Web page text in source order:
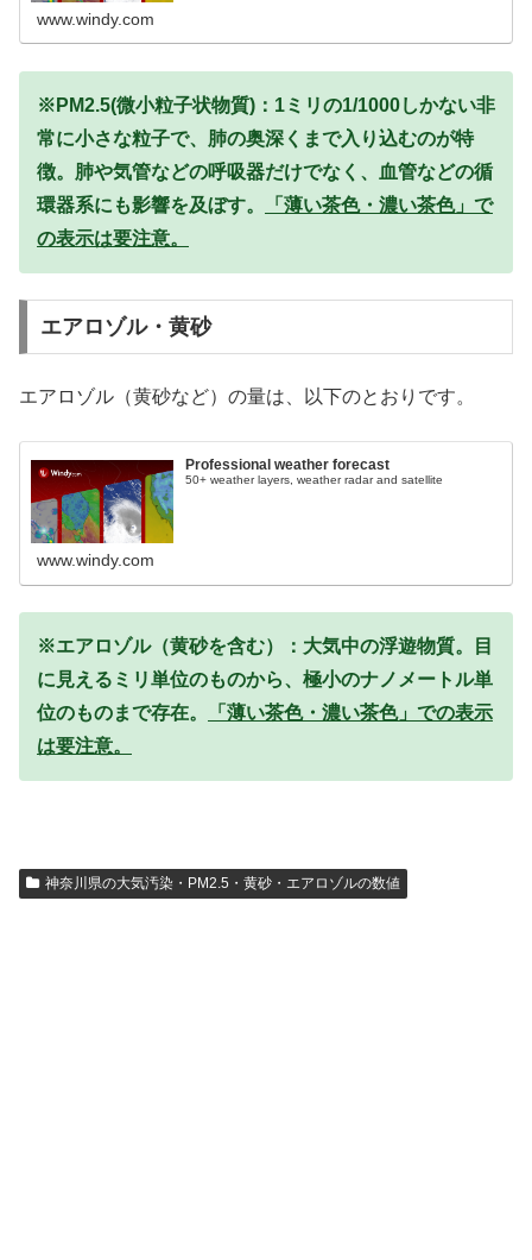
www.windy.com
※PM2.5(微小粒子状物質)：1ミリの1/1000しかない非
常に小さな粒子で、肺の奥深くまで入り込むのが特
徴。肺や気管などの呼吸器だけでなく、血管などの循
環器系にも影響を及ぼす。
「薄い茶色・濃い茶色」で
の表示は要注意。
エアロゾル・黄砂
エアロゾル（黄砂など）の量は、以下のとおりです。
Professional weather forecast
50+ weather layers, weather radar and satellite
www.windy.com
※エアロゾル（黄砂を含む）：大気中の浮遊物質。目
に見えるミリ単位のものから、極小のナノメートル単
位のものまで存在。
「薄い茶色・濃い茶色」での表示
は要注意。
神奈川県の大気汚染・PM2.5・黄砂・エアロゾルの数値